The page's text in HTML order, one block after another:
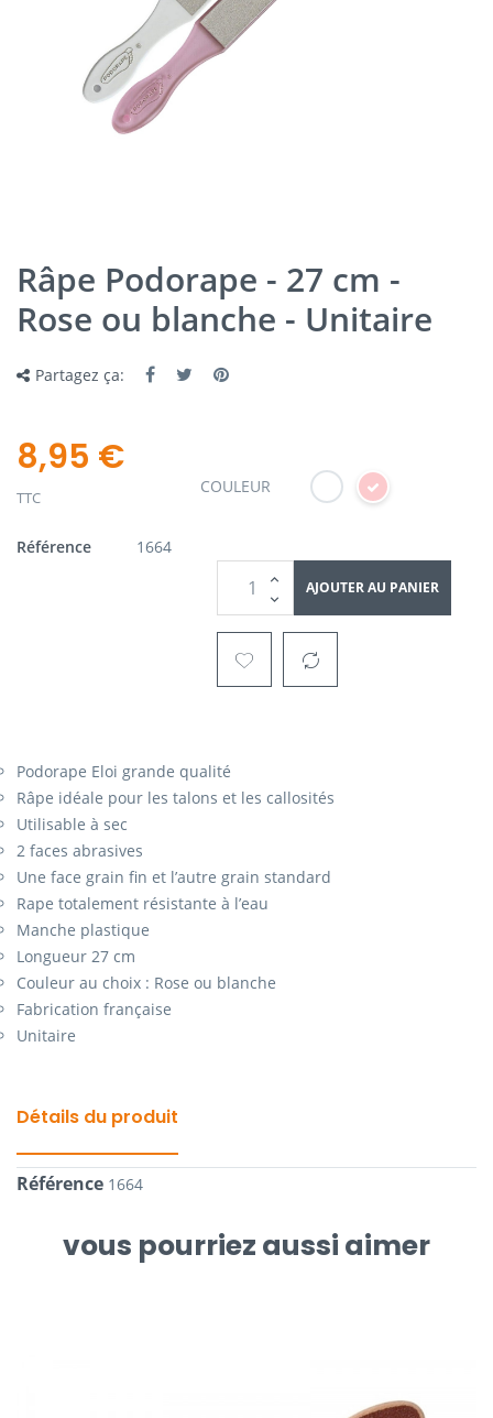
Râpe Podorape - 27 cm -
Rose ou blanche - Unitaire
Partagez ça:
8,95 €
TTC
Référence 1664
COULEUR
AJOUTER AU PANIER
Podorape Eloi grande qualité
Râpe idéale pour les talons et les callosités
Utilisable à sec
2 faces abrasives
Une face grain fin et l’autre grain standard
Rape totalement résistante à l’eau
Manche plastique
Longueur 27 cm
Couleur au choix : Rose ou blanche
Fabrication française
Unitaire
Détails du produit
Référence 1664
vous pourriez aussi aimer